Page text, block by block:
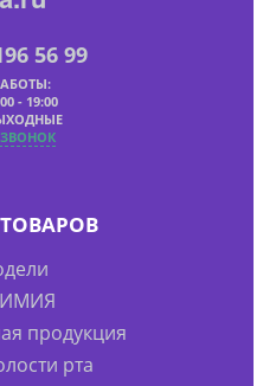
56 99
- 19:00
продукция
рта